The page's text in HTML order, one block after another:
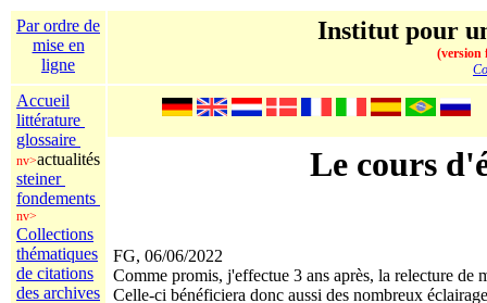
Par ordre de
mise en
ligne
Institut pour
(version
Accueil
littérature
glossaire
nv>actualités
steiner
fondements
nv>
Collections
thématiques
de citations
des archives
Le cours
FG, 06/06/2022
Comme promis, j'effectue 3 ans après, la relecture de
Celle-ci bénéficiera donc aussi des nombreux